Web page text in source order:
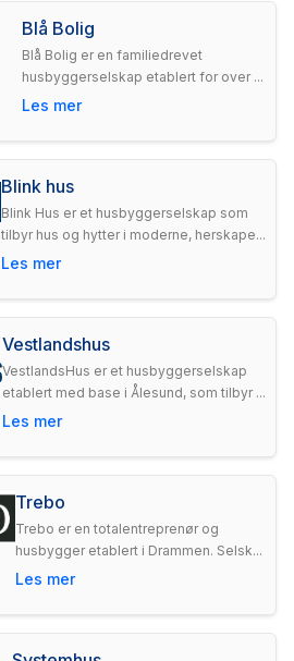
Blå Bolig
Blå Bolig er en familiedrevet
husbyggerselskap etablert for over ...
Les mer
Blink hus
Blink Hus er et husbyggerselskap som
tilbyr hus og hytter i moderne, herskape...
Les mer
Vestlandshus
VestlandsHus er et husbyggerselskap
etablert med base i Ålesund, som tilbyr ...
Les mer
Trebo
Trebo er en totalentreprenør og
husbygger etablert i Drammen. Selsk...
Les mer